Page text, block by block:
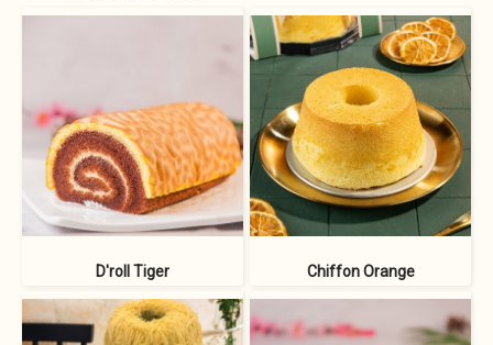
D'roll Tiger Chiffon Orange